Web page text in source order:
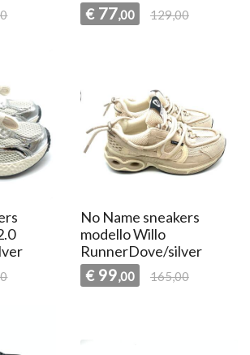
€ 77,00 129,00
No Name sneakers
modello Willo
RunnerDove/silver
€ 99,00 165,00